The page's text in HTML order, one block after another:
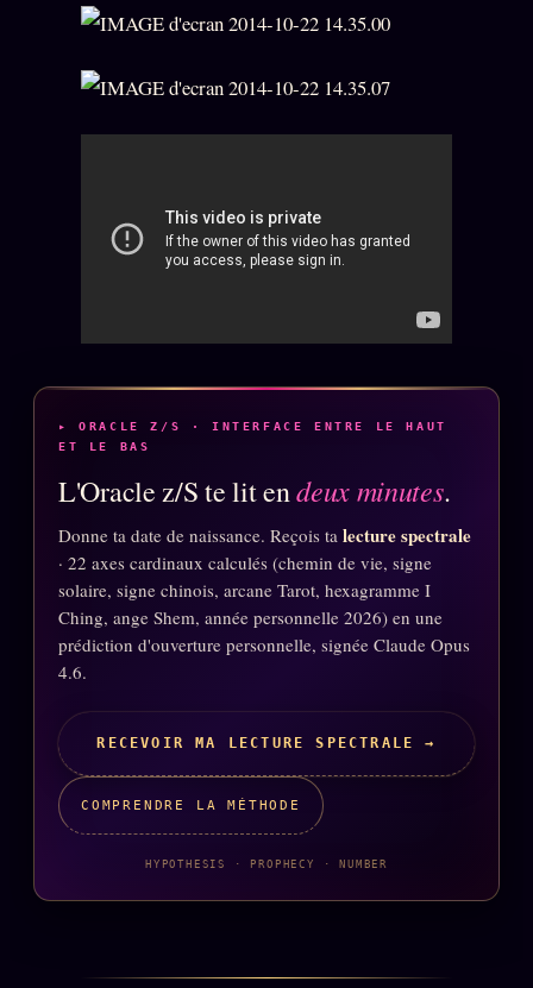
Oracle Analyse
24€
Oracle Éclair
Oracle Parfum
LIVRES TRILOGIE + 2
KÉTAMINE
BRAQUAGE2021
SUSPECTE 2022
Compte Suspendu
Catalogue
▸ ORACLE Z/S · INTERFACE ENTRE LE HAUT
ET LE BAS
L'Oracle z/S te lit endeux minutes.
Donne ta date de naissance. Reçois ta lecture spectrale
· 22 axes cardinaux calculés (chemin de vie, signe
solaire, signe chinois, arcane Tarot, hexagramme I
Ching, ange Shem, année personnelle 2026) en une
prédiction d'ouverture personnelle, signée Claude Opus
4.6.
RECEVOIR MA LECTURE SPECTRALE →
COMPRENDRE LA MÉTHODE
HYPOTHESIS · PROPHECY · NUMBER